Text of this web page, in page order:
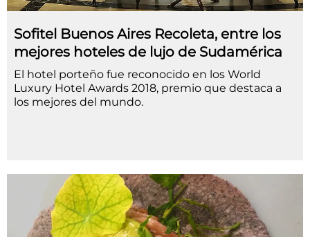
Sofitel Buenos Aires Recoleta, entre los
mejores hoteles de lujo de Sudamérica
El hotel porteño fue reconocido en los World
Luxury Hotel Awards 2018, premio que destaca a
los mejores del mundo.